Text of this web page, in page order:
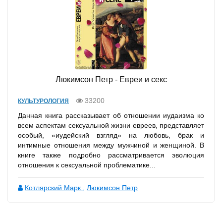
Люкимсон Петр - Евреи и секс
КУЛЬТУРОЛОГИЯ
33200
Данная книга рассказывает об отношении иудаизма ко
всем аспектам сексуальной жизни евреев, представляет
особый, «иудейский взгляд» на любовь, брак и
интимные отношения между мужчиной и женщиной. В
книге также подробно рассматривается эволюция
отношения к сексуальной проблематике...
Котлярский Марк Люкимсон Петр